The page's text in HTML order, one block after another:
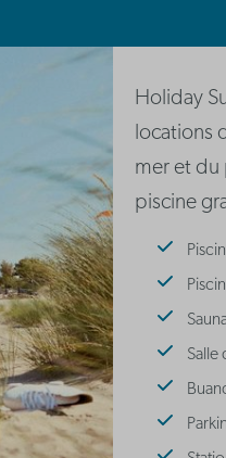
Holiday
locations
mer et du
piscine
Salle